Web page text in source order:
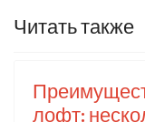
Читать также
лофт: